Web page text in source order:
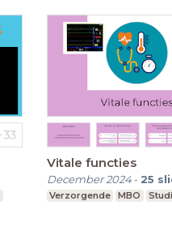
Vitale functies
December 2024- 25
Verzorgende MBO